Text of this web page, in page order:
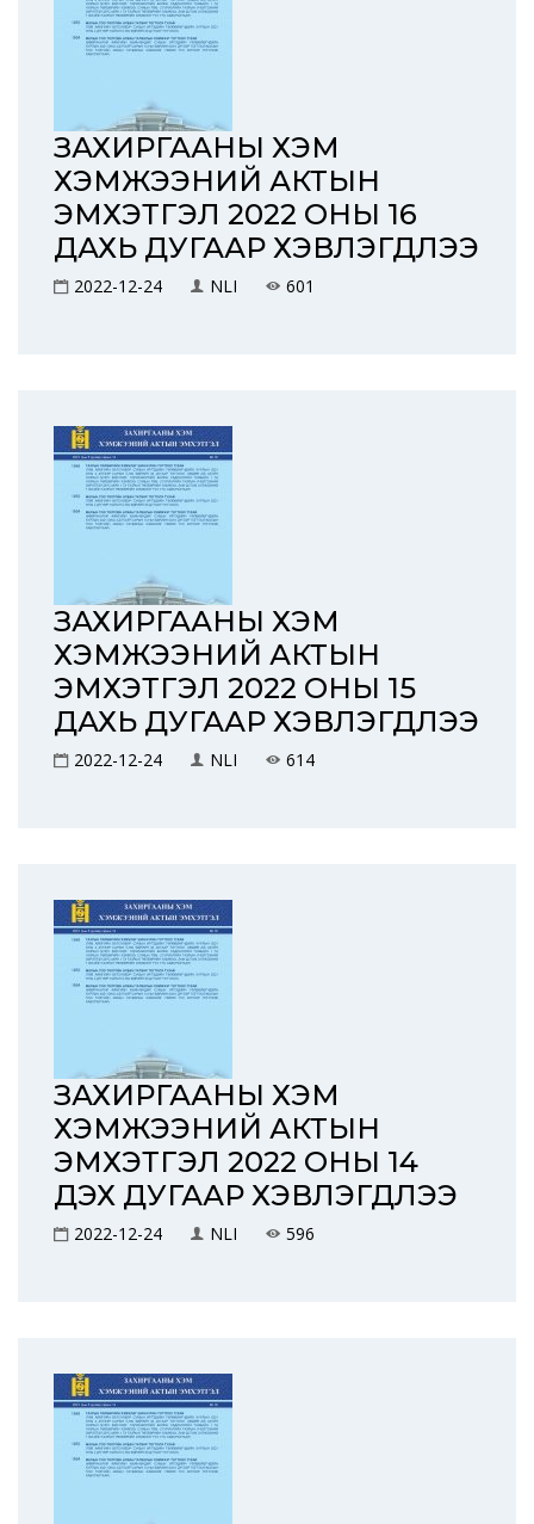
ЗАХИРГААНЫ ХЭМ
ХЭМЖЭЭНИЙ АКТЫН
ЭМХЭТГЭЛ 2022 ОНЫ 16
ДАХЬ ДУГААР ХЭВЛЭГДЛЭЭ
2022-12-24 NLI 601
ЗАХИРГААНЫ ХЭМ
ХЭМЖЭЭНИЙ АКТЫН
ЭМХЭТГЭЛ 2022 ОНЫ 15
ДАХЬ ДУГААР ХЭВЛЭГДЛЭЭ
2022-12-24 NLI 614
ЗАХИРГААНЫ ХЭМ
ХЭМЖЭЭНИЙ АКТЫН
ЭМХЭТГЭЛ 2022 ОНЫ 14
ДЭХ ДУГААР ХЭВЛЭГДЛЭЭ
2022-12-24 NLI 596